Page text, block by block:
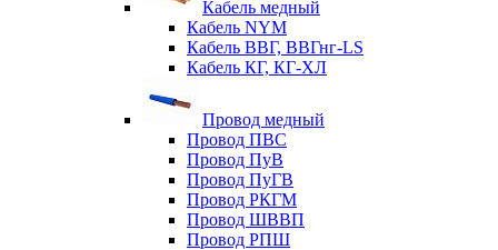
Кабель медный
Кабель NYM
Кабель ВВГ, ВВГнг-LS
Кабель КГ, КГ-ХЛ
Провод медный
Провод ПВС
Провод ПуВ
Провод ПуГВ
Провод РКГМ
Провод ШВВП
Провод РПШ